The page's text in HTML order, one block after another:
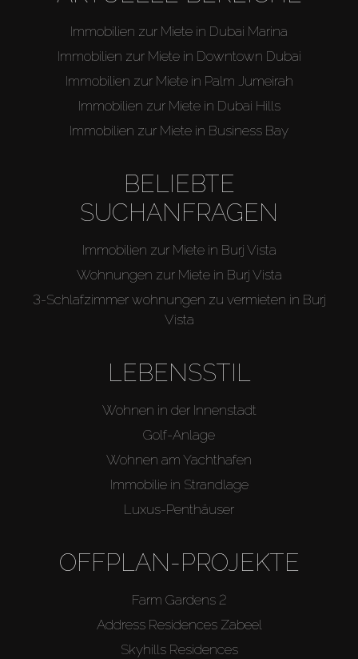
Immobilien zur Miete in Dubai Marina
Immobilien zur Miete in Downtown Dubai
Immobilien zur Miete in Palm Jumeirah
Immobilien zur Miete in Dubai Hills
Immobilien zur Miete in Business Bay
BELIEBTE
SUCHANFRAGEN
Immobilien zur Miete in Burj Vista
Wohnungen zur Miete in Burj Vista
3-Schlafzimmer wohnungen zu vermieten in Burj
Vista
LEBENSSTIL
Wohnen in der Innenstadt
Golf-Anlage
Wohnen am Yachthafen
Immobilie in Strandlage
Luxus-Penthäuser
OFFPLAN-PROJEKTE
Farm Gardens 2
Address Residences Zabeel
Skyhills Residences